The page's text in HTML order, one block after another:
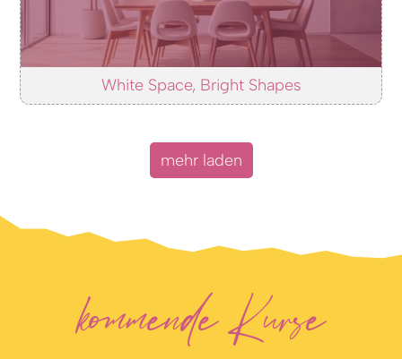
White Space, Bright Shapes
mehr laden
kommende Kurse